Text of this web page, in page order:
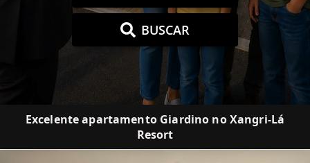
BUSCAR
Excelente apartamento Giardino no Xangri-Lá
Resort